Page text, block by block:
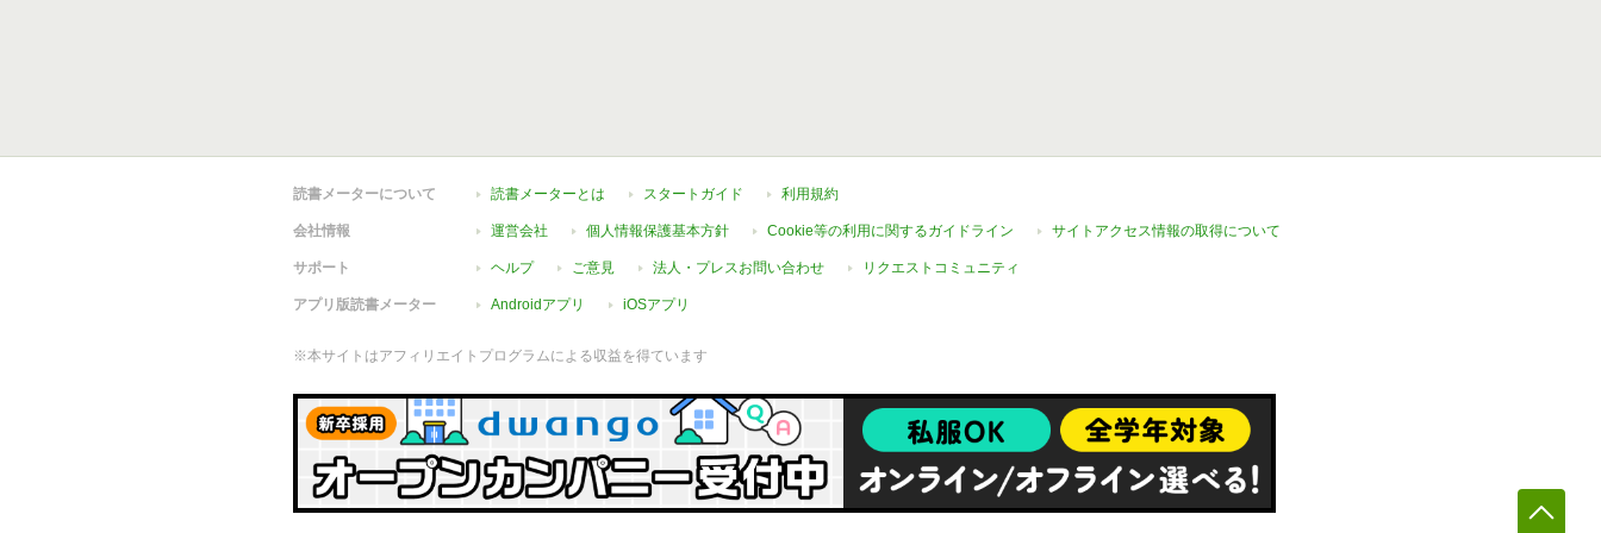
読書メーターについて 読書メーターとは スタートガイド 利用規約
会社情報 運営会社 個人情報保護基本方針 Cookie等の利用に関するガイドライン サイトアクセス情報の取得について
サポート ヘルプ ご意見 法人・プレスお問い合わせ リクエストコミュニティ
アプリ版読書メーター Androidアプリ iOSアプリ
※本サイトはアフィリエイトプログラムによる収益を得ています